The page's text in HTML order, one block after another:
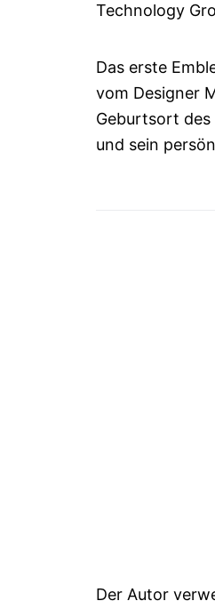
Technology
Das erste
vom Designer
Geburtsort des
und sein
Der Autor